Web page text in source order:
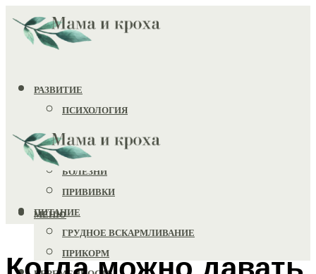
РАЗВИТИЕ
ПСИХОЛОГИЯ
ИГРУШКИ
ЗДОРОВЬЕ
БОЛЕЗНИ
ПРИВИВКИ
ПИТАНИЕ
ГРУДНОЕ ВСКАРМЛИВАНИЕ
ПРИКОРМ
МЕНЮ